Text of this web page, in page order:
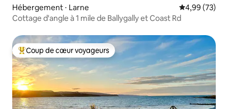
Hébergement ⋅ Larne Évaluation
4,99 (73)
Cottage d'angle à 1 mile de Ballygally et Coast Rd
Coups de cœur voyageurs les plus appréciés
Coup de cœur voyageurs